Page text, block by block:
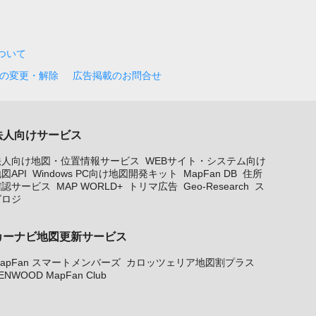
いて
変更・解除
広告掲載のお問合せ
人向けサービス
向け地図・位置情報サービス
WEBサイト・システム向け
API Windows PC向け地図開発キット MapFan DB 住所
サービス
MAP WORLD+ トリマ広告 Geo-Research
ス
ジ
ーナビ地図更新サービス
スマートメンバーズ カロッツェリア地図割プラス
MapFan Club